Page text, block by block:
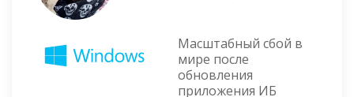
Масштабный сбой в
мире после
обновления
приложения ИБ